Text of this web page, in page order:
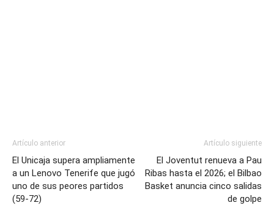
Artículo anterior
El Unicaja supera ampliamente
a un Lenovo Tenerife que jugó
uno de sus peores partidos
(59-72)
Artículo siguiente
El Joventut renueva a Pau
Ribas hasta el 2026; el Bilbao
Basket anuncia cinco salidas
de golpe